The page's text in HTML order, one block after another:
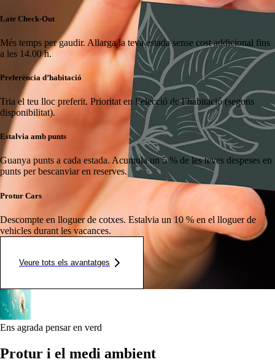
Late Check-Out
Més temps per gaudir. Allarga la teva estada sense cost addicional fins
a les 14.00 h.
Preferència d’habitació
Tria el teu lloc preferit. Prioritat en l’elecció de l’habitació (segons
disponibilitat).
Estalvia amb punts
Guanya punts a cada estada. Acumula un 5 % de les teves despeses en
punts per bescanviar en reserves.
Protur Cars
Descompte en lloguer de cotxes. Estalvia un 10 % en el lloguer de
vehicles durant les vacances.
Veure tots els avantatges
Ens agrada pensar en verd
Protur i el medi ambient